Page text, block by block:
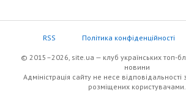
RSS Політика конфіденційності
© 2015–2026, site.ua — клуб українських топ-
новини
Адміністрація сайту не несе відповідальності
розміщених користувачами.